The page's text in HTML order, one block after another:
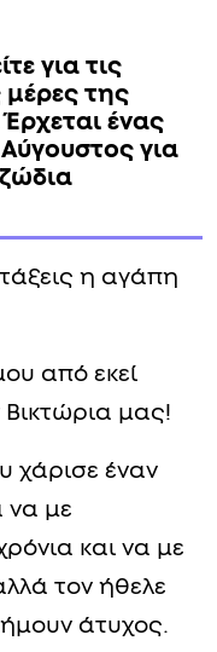
για τις
μέρες της
ένας
για
η αγάπη
από εκεί
μας!
χάρισε έναν
να με
και να με
τον ήθελε
άτυχος.